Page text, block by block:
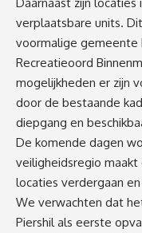
verplaatsbare units.
voormalige gemeente
Recreatieoord
mogelijkheden er zijn
door de bestaande
diepgang en
De komende dagen
veiligheidsregio
locaties verdergaan
We verwachten dat
Piershil als eerste